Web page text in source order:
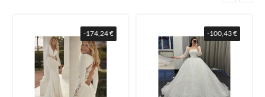
-174,24 € -100,43 €